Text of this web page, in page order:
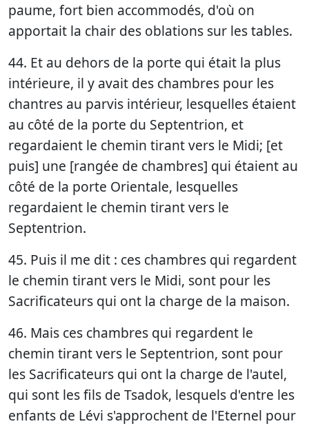
paume, fort bien accommodés, d'où on
apportait la chair des oblations sur les tables.
44. Et au dehors de la porte qui était la plus
intérieure, il y avait des chambres pour les
chantres au parvis intérieur, lesquelles étaient
au côté de la porte du Septentrion, et
regardaient le chemin tirant vers le Midi; [et
puis] une [rangée de chambres] qui étaient au
côté de la porte Orientale, lesquelles
regardaient le chemin tirant vers le
Septentrion.
45. Puis il me dit : ces chambres qui regardent
le chemin tirant vers le Midi, sont pour les
Sacrificateurs qui ont la charge de la maison.
46. Mais ces chambres qui regardent le
chemin tirant vers le Septentrion, sont pour
les Sacrificateurs qui ont la charge de l'autel,
qui sont les fils de Tsadok, lesquels d'entre les
enfants de Lévi s'approchent de l'Eternel pour